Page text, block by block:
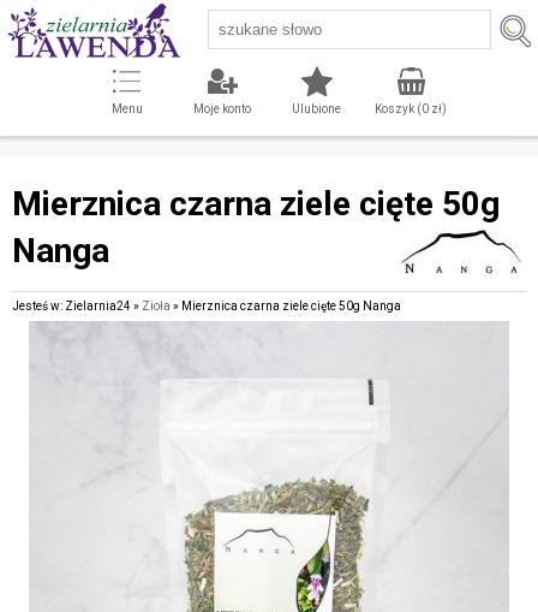
Menu Moje konto Ulubione Koszyk (0zł)
Mierznica czarna ziele cięte 50g
Nanga
Jesteś w: Zielarnia24 » Zioła » Mierznica czarna ziele cięte 50g Nanga